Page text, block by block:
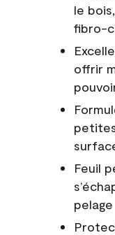
le
fibro-
offrir
Feuil
pelage